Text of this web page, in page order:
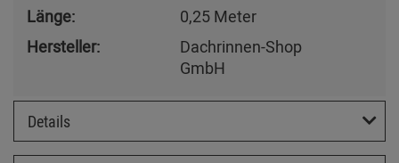
Länge:
0,25 Meter
Hersteller:
Dachrinnen-Shop
GmbH
Details